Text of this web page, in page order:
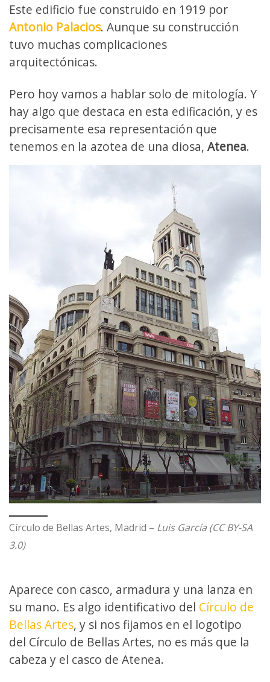
Este edificio fue construido en 1919 por
Antonio Palacios. Aunque su construcción
tuvo muchas complicaciones
arquitectónicas.
Pero hoy vamos a hablar solo de mitología. Y
hay algo que destaca en esta edificación, y es
precisamente esa representación que
tenemos en la azotea de una diosa, Atenea.
Círculo de Bellas Artes, Madrid – Luis García (CC BY-SA
3.0)
Aparece con casco, armadura y una lanza en
su mano. Es algo identificativo del Círculo de
Bellas Artes, y si nos fijamos en el logotipo
del Círculo de Bellas Artes, no es más que la
cabeza y el casco de Atenea.